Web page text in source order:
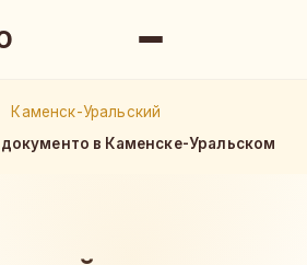
Каменск-Уральский
в Каменске-Уральском